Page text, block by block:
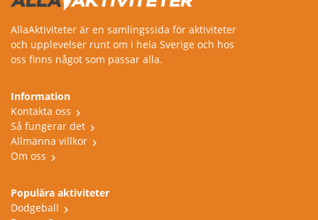
AllaAktiviteter är en samlingssida för aktiviteter
och upplevelser runt om i hela Sverige och hos
oss finns något som passar alla.
Information
Kontakta oss
Så fungerar det
Allmänna villkor
Om oss
Populära aktiviteter
Dodgeball